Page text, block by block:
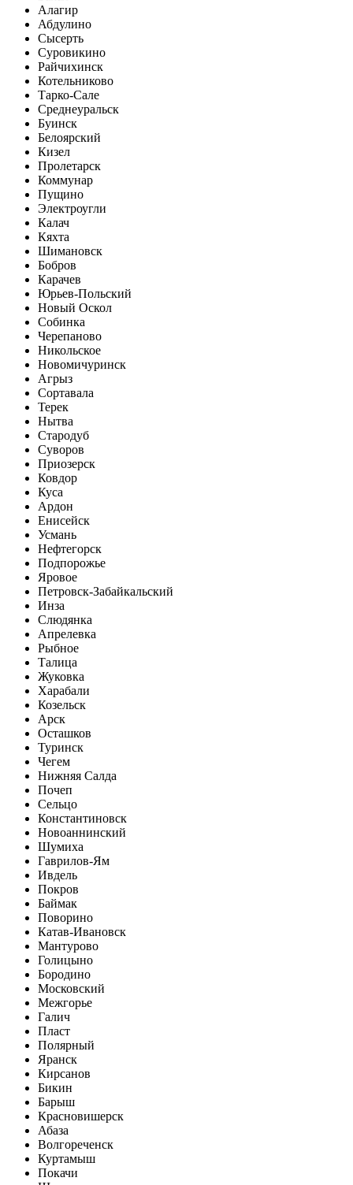
Алагир
Абдулино
Сысерть
Суровикино
Райчихинск
Котельниково
Тарко-Сале
Среднеуральск
Буинск
Белоярский
Кизел
Пролетарск
Коммунар
Пущино
Электроугли
Калач
Кяхта
Шимановск
Бобров
Карачев
Юрьев-Польский
Новый Оскол
Собинка
Черепаново
Никольское
Новомичуринск
Агрыз
Сортавала
Терек
Нытва
Стародуб
Суворов
Приозерск
Ковдор
Куса
Ардон
Енисейск
Усмань
Нефтегорск
Подпорожье
Яровое
Петровск-Забайкальский
Инза
Слюдянка
Апрелевка
Рыбное
Талица
Жуковка
Харабали
Козельск
Арск
Осташков
Туринск
Чегем
Нижняя Салда
Почеп
Сельцо
Константиновск
Новоаннинский
Шумиха
Гаврилов-Ям
Ивдель
Покров
Баймак
Поворино
Катав-Ивановск
Мантурово
Голицыно
Бородино
Московский
Межгорье
Галич
Пласт
Полярный
Яранск
Кирсанов
Бикин
Барыш
Красновишерск
Абаза
Волгореченск
Куртамыш
Покачи